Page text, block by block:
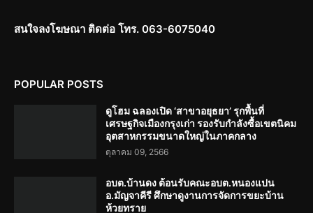
สนใจลงโฆษณา ติดต่อ โทร. 063-6075040
POPULAR POSTS
ดูโฮม ฉลองเปิด ‘สาขาอยุธยา’ รุกพื้นที่
เศรษฐกิจเมืองกรุงเก่า รองรับกำลังซื้อเขตนิคม
อุตสาหกรรมขนาดใหญ่ในภาคกลาง
ตุลาคม 09, 2566
อบต.บ้านดง ต้อนรับคณะอบต.หนองแปน
อ.มัญจาคีรี ศึกษาดูงานการจัดการขยะบ้าน
ห้วยทราย